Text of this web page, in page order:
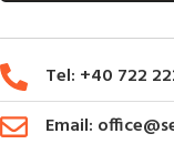
Tel: +40 722
Email: